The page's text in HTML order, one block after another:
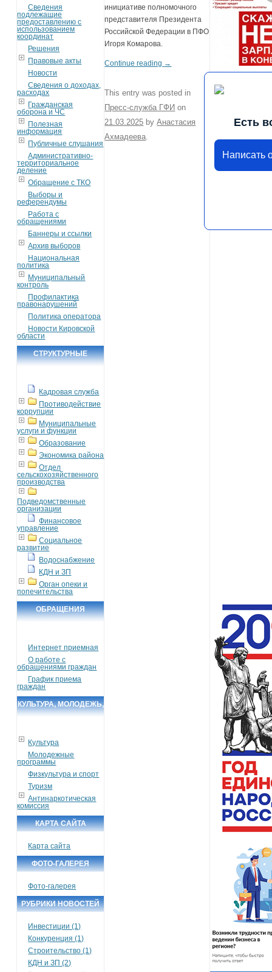
Сведения
подлежащие
предоставлению с
использованием
координат
Решения
Правовые акты
Новости
Сведения о доходах,
расходах
Гражданская
оборона и ЧС
Полезная
информация
Публичные слушания
Административно-
территориальное
деление
Обращение с ТКО
Выборы и
референдумы
Работа с
обращениями
Баннеры и ссылки
Архив выборов
Национальная
политика
Муниципальный
контроль
Профилактика
правонарушений
Политика оператора
Новости Кировской
области
СТРУКТУРНЫЕ
Кадровая служба
Противодействие
коррупции
Муниципальные
услуги и функции
Образование
Экономика района
Отдел
сельскохозяйственного
производства
Подведомственные
организации
Финансовое
управление
Социальное
развитие
Водоснабжение
КДН и ЗП
Орган опеки и
попечительства
ОБРАЩЕНИЯ
Интернет приемная
О работе с
обращениями граждан
График приема
граждан
КУЛЬТУРА, МОЛОДЕЖЬ,
Культура
Молодежные
программы
Физкультура и спорт
Туризм
Антинаркотическая
комиссия
КАРТА САЙТА
Карта сайта
ФОТО-ГАЛЕРЕЯ
Фото-галерея
РУБРИКИ НОВОСТЕЙ
Инвестиции (1)
Конкуренция (1)
Строительство (1)
КДН и ЗП (2)
инициативе полномочного
представителя Президента
Российской Федерации в ПФО
Игоря Комарова.
Continue reading →
This entry was posted in
Пресс-служба ГФИ on
21.03.2025 byАнастасия
Ахмадеева
Есть
Написать